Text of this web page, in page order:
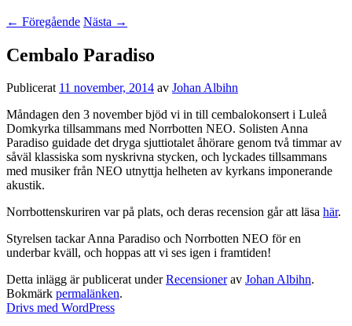
← Föregående Nästa →
Cembalo Paradiso
Publicerat 11 november, 2014 av Johan Albihn
Måndagen den 3 november bjöd vi in till cembalokonsert i Luleå
Domkyrka tillsammans med Norrbotten NEO. Solisten Anna
Paradiso guidade det dryga sjuttiotalet åhörare genom två timmar av
såväl klassiska som nyskrivna stycken, och lyckades tillsammans
med musiker från NEO utnyttja helheten av kyrkans imponerande
akustik.
Norrbottenskuriren var på plats, och deras recension går att läsa här.
Styrelsen tackar Anna Paradiso och Norrbotten NEO för en
underbar kväll, och hoppas att vi ses igen i framtiden!
Detta inlägg är publicerat underRecensionerav Johan Albihn.
Bokmärk permalänken.
Drivs med WordPress